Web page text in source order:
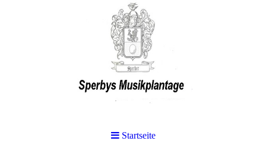
Startseite